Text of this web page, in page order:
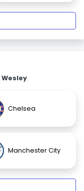
Wesley.
Chelsea
Manchester City